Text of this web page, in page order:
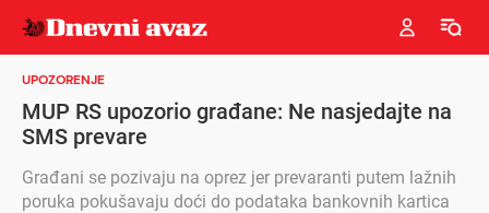
UPOZORENJE
MUP RS upozorio građane: Ne nasjedajte na
SMS prevare
Građani se pozivaju na oprez jer prevaranti putem lažnih
poruka pokušavaju doći do podataka bankovnih kartica